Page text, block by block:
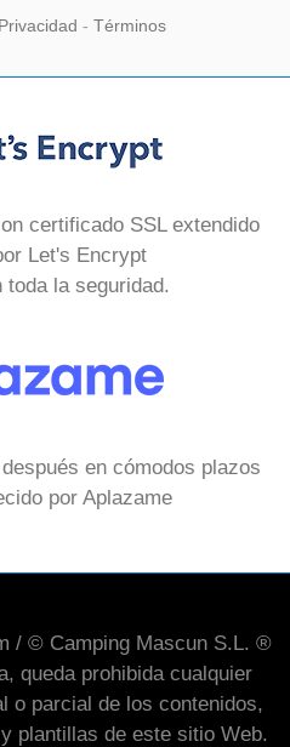
Privacidad - Términos
certificado SSL extendido
Let's Encrypt
toda la seguridad.
en cómodos plazos
por Aplazame
/ © Camping Mascun S.L. ®
queda prohibida cualquier
o parcial de los contenidos,
plantillas de este sitio Web.